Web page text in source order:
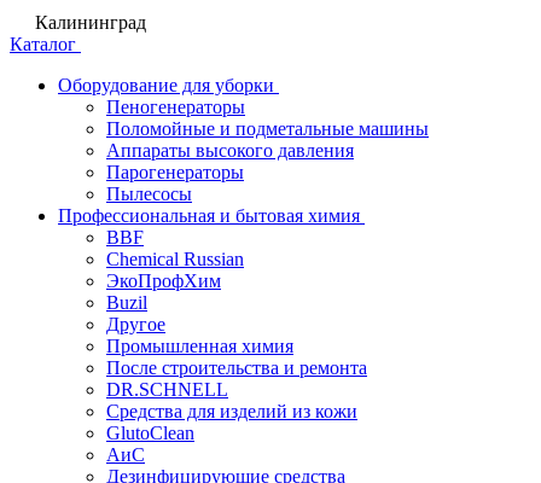
Калининград
Каталог
Оборудование для уборки
Пеногенераторы
Поломойные и подметальные машины
Аппараты высокого давления
Парогенераторы
Пылесосы
Профессиональная и бытовая химия
BBF
Chemical Russian
ЭкоПрофХим
Buzil
Другое
Промышленная химия
После строительства и ремонта
DR.SCHNELL
Средства для изделий из кожи
GlutoClean
АиС
Дезинфицирующие средства